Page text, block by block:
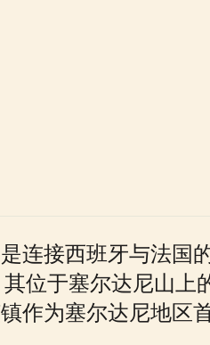
连接西班牙与法国
位于塞尔达尼山上
作为塞尔达尼地区